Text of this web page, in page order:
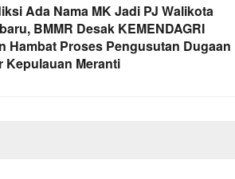
Ada Nama MK Jadi PJ Walikota
BMMR Desak KEMENDAGRI
Hambat Proses Pengusutan Dugaan
Kepulauan Meranti